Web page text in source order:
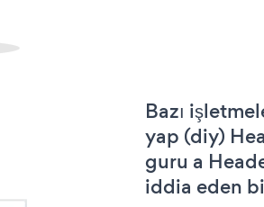
Bazı
yap (diy)
guru a
iddia eden